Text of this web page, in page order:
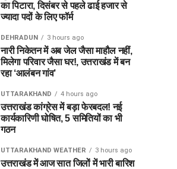
का पिटारा, दिसंबर से पहले ढाई हजार से
ज्यादा पदों के लिए फॉर्म
DEHRADUN 3 hours ago
नारी निकेतन में अब जेल जैसा माहौल नहीं,
मिलेगा परिवार जैसा घर!, उत्तराखंड में बन
रहा ‘आलंबन गांव’
UTTARAKHAND 4 hours ago
उत्तराखंड कांग्रेस में बड़ा फेरबदल! नई
कार्यकारिणी घोषित, 5 समितियों का भी
गठन
UTTARAKHAND WEATHER 3 hours ago
उत्तराखंड में आज सात जिलों में भारी बारिश